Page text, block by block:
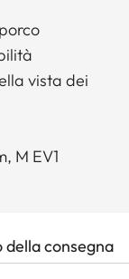
vista dei
M EV1
della consegna